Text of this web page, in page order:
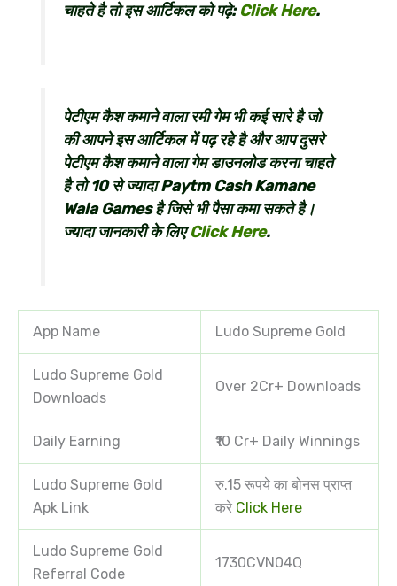
चाहते है तो इस आर्टिकल को पढ़े: Click Here.
पेटीएम कैश कमाने वाला रमी गेम भी कई सारे है जो
की आपने इस आर्टिकल में पढ़ रहे है और आप दुसरे
पेटीएम कैश कमाने वाला गेम डाउनलोड करना चाहते
है तो 10 से ज्यादा Paytm Cash Kamane
Wala Games है जिसे भी पैसा कमा सकते है।
ज्यादा जानकारी के लिएClick Here.
App Name Ludo Supreme Gold
Ludo Supreme Gold
Downloads
Over 2Cr+ Downloads
Daily Earning ₹10 Cr+ Daily Winnings
Ludo Supreme Gold
Apk Link
रु.15 रूपये का बोनस प्राप्त
करे Click Here
Ludo Supreme Gold
Referral Code
1730CVN04Q